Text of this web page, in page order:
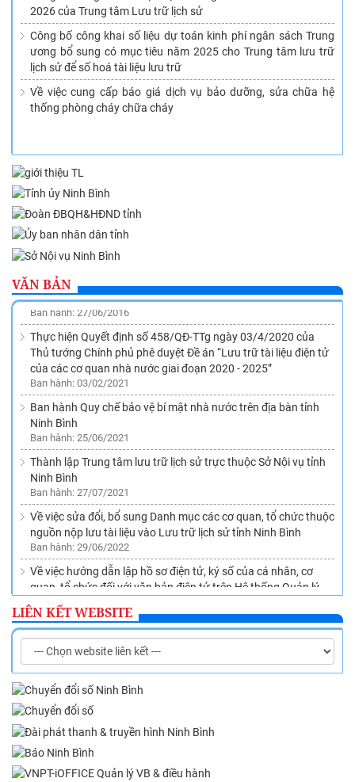
2026 của Trung tâm Lưu trữ lịch sử
Công bố công khai số liệu dự toán kinh phí ngân sách Trung
ương bổ sung có mục tiêu năm 2025 cho Trung tâm lưu trữ
lịch sử để số hoá tài liệu lưu trữ
Về việc cung cấp báo giá dịch vụ bảo dưỡng, sửa chữa hệ
thống phòng cháy chữa cháy
VĂN BẢN
Phê duyệt Quy hoạch ngành Văn thư, Lưu trữ trên địa bàn
tỉnh Ninh Bình đến năm 2020, tầm nhìn đến năm 2030
Ban hành: 26/11/2015
Về việc ban hành Quy định quản lý tài liệu xây dựng công trình
tín ngưỡng, tôn giáo thuộc diện nộp lưu vào Lưu trữ lịch sử
tỉnh Ninh Bình
Ban hành: 27/06/2016
Thực hiện Quyết định số 458/QĐ-TTg ngày 03/4/2020 của
Thủ tướng Chính phủ phê duyệt Đề án “Lưu trữ tài liệu điện tử
của các cơ quan nhà nước giai đoạn 2020 - 2025”
Ban hành: 03/02/2021
Ban hành Quy chế bảo vệ bí mật nhà nước trên địa bàn tỉnh
Ninh Bình
Ban hành: 25/06/2021
Thành lập Trung tâm lưu trữ lịch sử trực thuộc Sở Nội vụ tỉnh
Ninh Bình
Ban hành: 27/07/2021
Về việc sửa đổi, bổ sung Danh mục các cơ quan, tổ chức thuộc
nguồn nộp lưu tài liệu vào Lưu trữ lịch sử tỉnh Ninh Bình
Ban hành: 29/06/2022
Về việc hướng dẫn lập hồ sơ điện tử, ký số của cá nhân, cơ
quan, tổ chức đối với văn bản điện tử trên Hệ thống Quản lý
văn bản và điều hành VNPT-iOffice theo quy định tại Nghị định
số 30/2020/NĐ-CP
Ban hành: 22/08/2022
Ban hành Quy chế quản lý việc sử dụng tài liệu lưu trữ tại Lưu
trữ lịch sử tỉnh Ninh Bình
Ban hành Danh mục dịch vụ sự nghiệp công sử dụng ngân
sách nhà nước thuộc lĩnh vực Nội vụ trên địa bàn tỉnh Ninh
Bình
Ban hành: 27/10/2022
Về việc phê duyệt Danh mục tài liệu nộp lưu vào Lưu trữ lịch
LIÊN KẾT WEBSITE